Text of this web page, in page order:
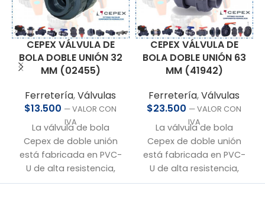
CEPEX VÁLVULA DE
BOLA DOBLE UNIÓN 32
MM (02455)
Ferretería,Válvulas
$13.500 — VALOR CON
IVA
La válvula de bola
Cepex de doble unión
está fabricada en PVC-
U de alta resistencia,
ofreciendo máxima
CEPEX VÁLVULA DE
BOLA DOBLE UNIÓN 63
MM (41942)
Ferretería,Válvulas
$23.500 — VALOR CON
IVA
La válvula de bola
Cepex de doble unión
está fabricada en PVC-
U de alta resistencia,
diseñada para ofrecer